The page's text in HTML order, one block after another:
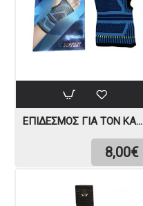
ΕΠΊΔΕΣΜΟΣ ΓΙΑ ΤΟΝ ΚΑΡΠΌ
8,00€